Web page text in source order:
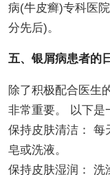
病(牛皮癣)专科医
分先后)。
五、银屑病患者的
除了积极配合医生
非常重要。 以下是
保持皮肤清洁： 每
皂或洗液。
保持皮肤湿润： 洗